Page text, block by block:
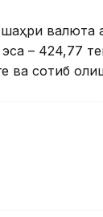
шаҳри
– 424,77
ва сотиб